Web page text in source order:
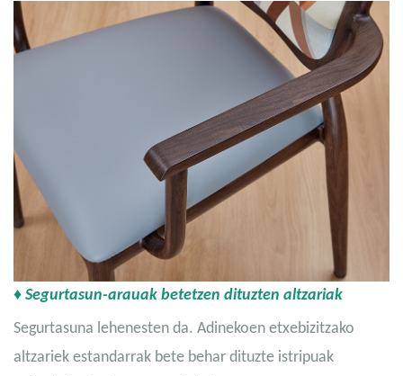
♦ Segurtasun-arauak betetzen dituzten altzariak
Segurtasuna lehenesten da. Adinekoen etxebizitzako
altzariek estandarrak bete behar dituzte istripuak